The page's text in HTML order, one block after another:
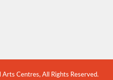
Centres, All Rights Reserved.